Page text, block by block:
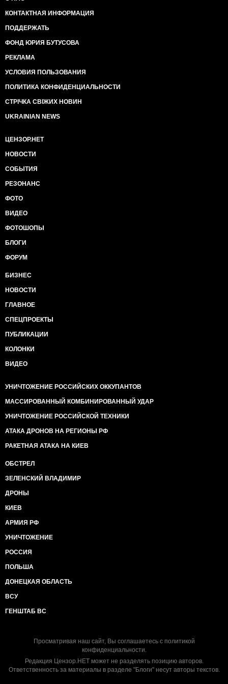
должны этот разрыв сократить, - рассказал один из
авторов законопроекта Андрей Шевченко. - Мы
последовательно поддерживаем все изменения,
которые делают граждан сильнее. Интернет-петиции
своей стране».
Народный депутат Шевченко также заявил, что
Верховную Раду в ближайшие дни. В инициативной
группе - 8 народных депутатов из 5 фракций.
обсуждения. По словам Шевченко, авторы
сотрудничестве с общественными активистами и
Сегодня также был представлен интернет-портал
http://petition.kiev.ua/ petition.kiev.ua , который в
инструмент петиций.
КОНТАКТНАЯ ИНФОРМАЦИЯ
ПОДДЕРЖАТЬ
ФОНД ЮРИЯ БУТУСОВА
РЕКЛАМА
УСЛОВИЯ ПОЛЬЗОВАНИЯ
ПОЛИТИКА КОНФИДЕНЦИАЛЬНОСТИ
СТРІЧКА СВІЖИХ НОВИН
UKRAINIAN NEWS
ЦЕНЗОР.НЕТ
НОВОСТИ
СОБЫТИЯ
РЕЗОНАНС
ФОТО
ВИДЕО
ФОТОШОПЫ
БЛОГИ
ФОРУМ
БИЗНЕС
НОВОСТИ
ГЛАВНОЕ
СПЕЦПРОЕКТЫ
ПУБЛИКАЦИИ
КОЛОНКИ
ВИДЕО
УНИЧТОЖЕНИЕ РОССИЙСКИХ ОККУПАНТОВ
МАССИРОВАННЫЙ КОМБИНИРОВАННЫЙ УДАР
УНИЧТОЖЕНИЕ РОССИЙСКОЙ ТЕХНИКИ
АТАКА ДРОНОВ НА РЕГИОНЫ РФ
РАКЕТНАЯ АТАКА НА КИЕВ
ОБСТРЕЛ
ЗЕЛЕНСКИЙ ВЛАДИМИР
ДРОНЫ
КИЕВ
АРМИЯ РФ
УНИЧТОЖЕНИЕ
РОССИЯ
ПОЛЬША
ДОНЕЦКАЯ ОБЛАСТЬ
ВСУ
ГЕНШТАБ ВС
Просматривая наш сайт, Вы соглашаетесь с политикой
конфиденциальности.
Редакция Цензор.НЕТ может не разделять позицию авторов.
Ответственность за материалы в разделе "Блоги" несут авторы текстов.